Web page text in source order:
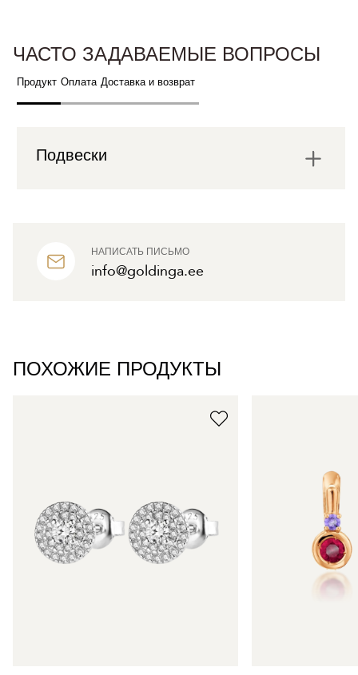
НАПИСАТЬ ПИСЬМО
info@goldinga.ee
ЧАСТО ЗАДАВАЕМЫЕ ВОПРОСЫ
Продукт Оплата Доставка и возврат
Подвески
ПОХОЖИЕ ПРОДУКТЫ